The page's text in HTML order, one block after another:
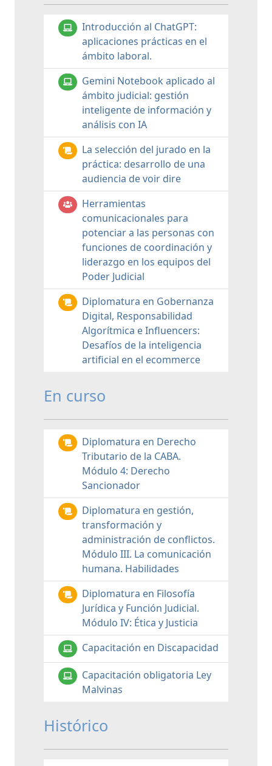
Introducción al ChatGPT:
aplicaciones prácticas en el
ámbito laboral.
Gemini Notebook aplicado al
ámbito judicial: gestión
inteligente de información y
análisis con IA
La selección del jurado en la
práctica: desarrollo de una
audiencia de voir dire
Herramientas
comunicacionales para
potenciar a las personas con
funciones de coordinación y
liderazgo en los equipos del
Poder Judicial
Diplomatura en Gobernanza
Digital, Responsabilidad
Algorítmica e Influencers:
Desafíos de la inteligencia
artificial en el ecommerce
En curso
Diplomatura en Derecho
Tributario de la CABA.
Módulo 4: Derecho
Sancionador
Diplomatura en gestión,
transformación y
administración de conflictos.
Módulo III. La comunicación
humana. Habilidades
Diplomatura en Filosofía
Jurídica y Función Judicial.
Módulo IV: Ética y Justicia
Capacitación en Discapacidad
Capacitación obligatoria Ley
Malvinas
Histórico